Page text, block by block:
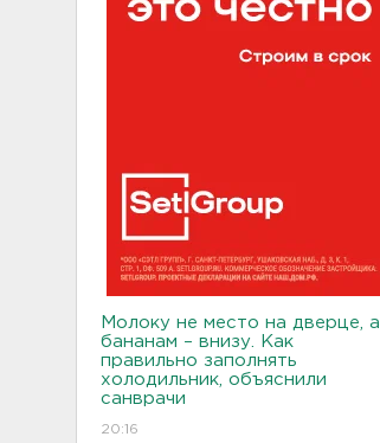
Молоку не место на дверце, а
бананам – внизу. Как
правильно заполнять
холодильник, объяснили
санврачи
20:16